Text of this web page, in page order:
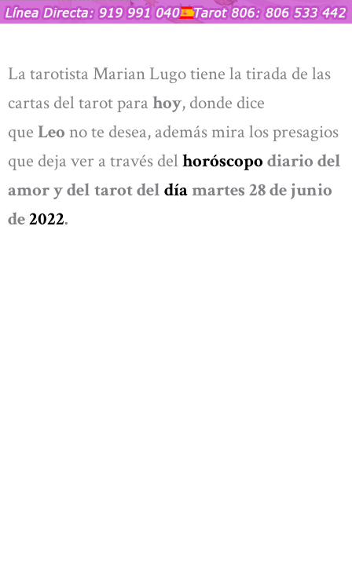
La tarotista Marian Lugo tiene la tirada de las
cartas del tarot para hoy, donde dice
que Leo no te desea, además mira los presagios
que deja ver a través del horóscopo diario del
amor y del tarot del díamartes 28 de junio
de2022.